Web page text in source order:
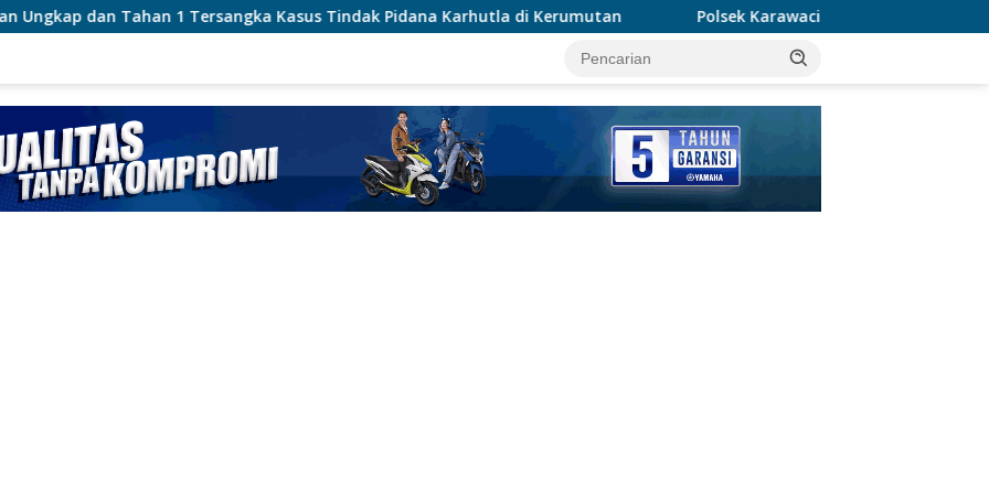
Kasus Tindak Pidana Karhutla di Kerumutan Polsek Karawaci Tangkap Pelaku Curanmor, Penadah Ikut